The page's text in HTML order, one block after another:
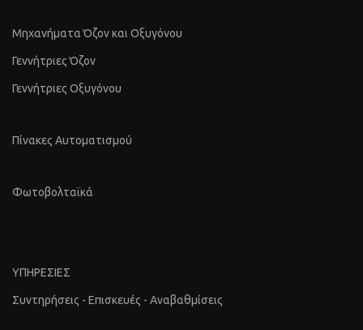
Μηχανήματα Όζον και Οξυγόνου
Γεννήτριες Όζον
Γεννήτριες Οξυγόνου
Πίνακες Αυτοματισμού
Φωτοβολταϊκά
ΥΠΗΡΕΣΙΕΣ
Συντηρήσεις - Επισκευές - Αναβαθμίσεις